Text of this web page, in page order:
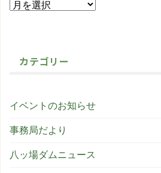
カテゴリー
イベントのお知らせ
事務局だより
八ッ場ダムニュース